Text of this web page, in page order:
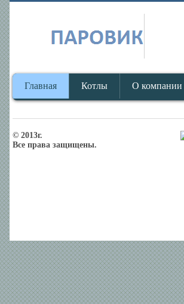
Главная Котлы О компании
© 2013г.
Все права защищены.